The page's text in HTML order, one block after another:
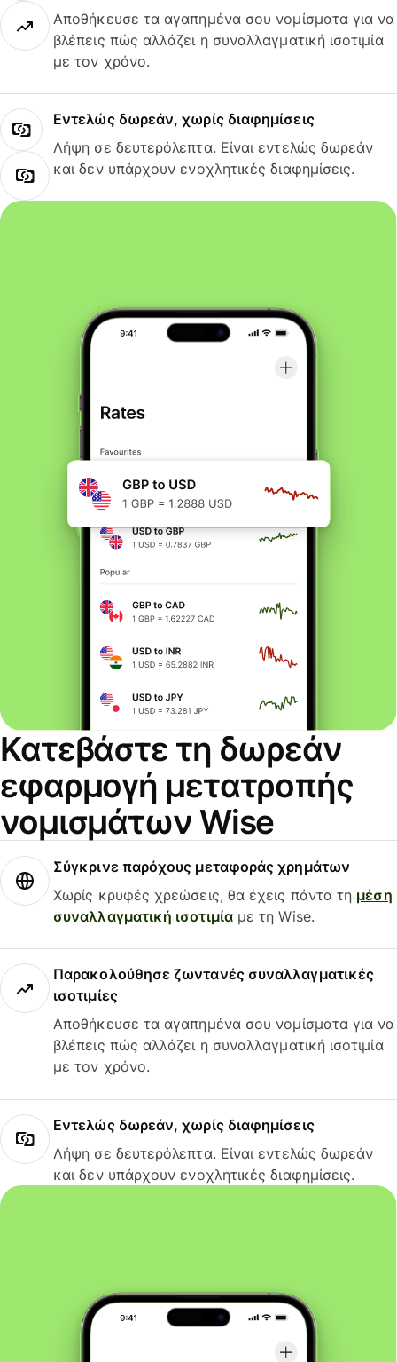
Αποθήκευσε τα αγαπημένα σου νομίσματα για να
βλέπεις πώς αλλάζει η συναλλαγματική ισοτιμία
με τον χρόνο.
Εντελώς δωρεάν, χωρίς διαφημίσεις
Λήψη σε δευτερόλεπτα. Είναι εντελώς δωρεάν
και δεν υπάρχουν ενοχλητικές διαφημίσεις.
Κατεβάστε τη δωρεάν
εφαρμογή μετατροπής
νομισμάτων Wise
Σύγκρινε παρόχους μεταφοράς χρημάτων
Χωρίς κρυφές χρεώσεις, θα έχεις πάντα τη μέση
συναλλαγματική ισοτιμίαμε τη Wise.
Παρακολούθησε ζωντανές συναλλαγματικές
ισοτιμίες
Αποθήκευσε τα αγαπημένα σου νομίσματα για να
βλέπεις πώς αλλάζει η συναλλαγματική ισοτιμία
με τον χρόνο.
Εντελώς δωρεάν, χωρίς διαφημίσεις
Λήψη σε δευτερόλεπτα. Είναι εντελώς δωρεάν
και δεν υπάρχουν ενοχλητικές διαφημίσεις.